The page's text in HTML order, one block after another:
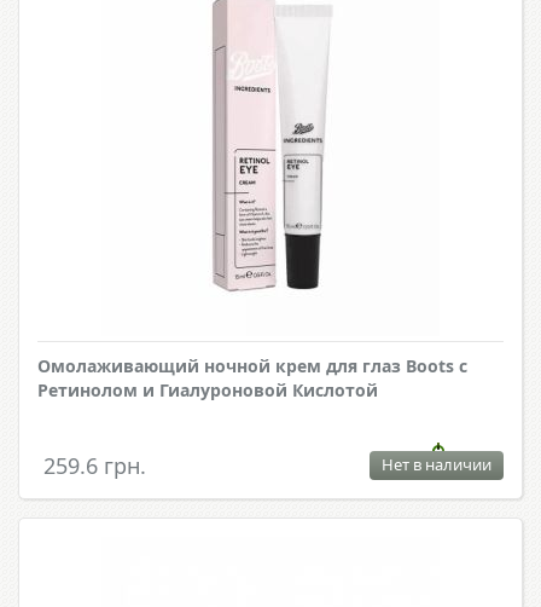
Омолаживающий ночной крем для глаз Boots с
Ретинолом и Гиалуроновой Кислотой
259.6 грн. Нет в наличии